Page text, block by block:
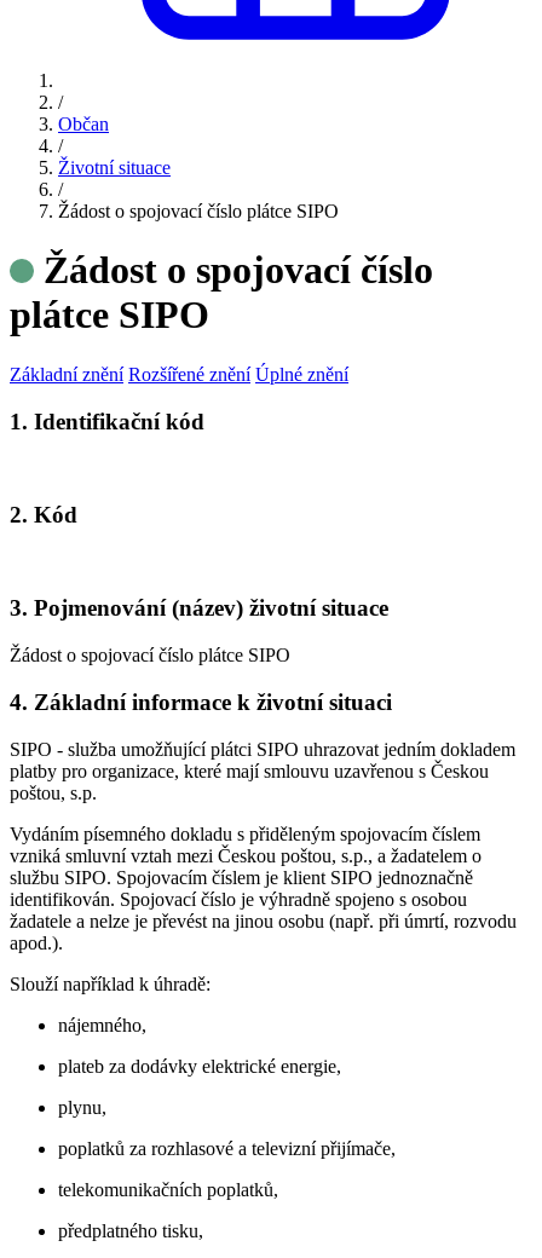
/
Občan
/
Životní situace
/
Žádost o spojovací číslo plátce SIPO
Žádost o spojovací číslo
plátce SIPO
Základní znění Rozšířené znění Úplné znění
1. Identifikační kód
2. Kód
3. Pojmenování (název) životní situace
Žádost o spojovací číslo plátce SIPO
4. Základní informace k životní situaci
SIPO - služba umožňující plátci SIPO uhrazovat jedním dokladem
platby pro organizace, které mají smlouvu uzavřenou s Českou
poštou, s.p.
Vydáním písemného dokladu s přiděleným spojovacím číslem
vzniká smluvní vztah mezi Českou poštou, s.p., a žadatelem o
službu SIPO. Spojovacím číslem je klient SIPO jednoznačně
identifikován. Spojovací číslo je výhradně spojeno s osobou
žadatele a nelze je převést na jinou osobu (např. při úmrtí, rozvodu
apod.).
Slouží například k úhradě:
nájemného,
plateb za dodávky elektrické energie,
plynu,
poplatků za rozhlasové a televizní přijímače,
telekomunikačních poplatků,
předplatného tisku,